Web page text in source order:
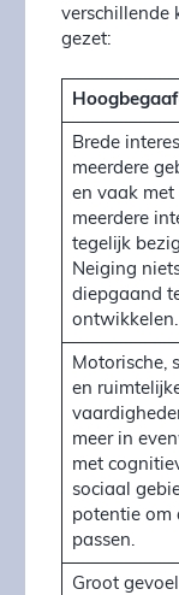
verschillende
gezet:
Brede
meerdere
en vaak met
meerdere
tegelijk
Neiging
diepgaand
ontwikkelen.
Motorische,
en
meer in
met
sociaal
potentie om
passen.
Groot